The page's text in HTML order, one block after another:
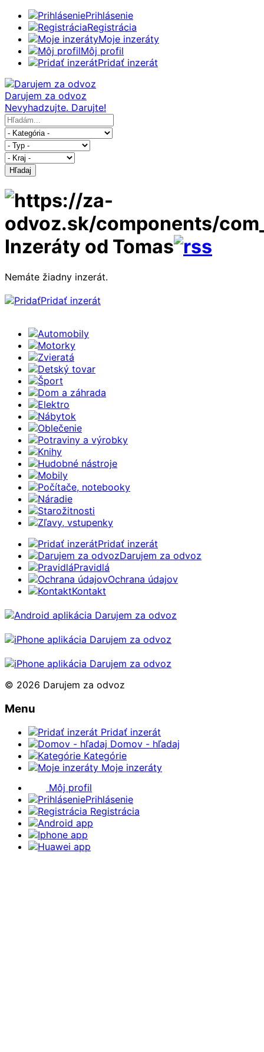
Prihlásenie
Registrácia
Moje inzeráty
Môj profil
Pridať inzerát
Darujem za odvoz
Nevyhadzujte. Darujte!
Hľadaj
Inzeráty od Tomas
Nemáte žiadny inzerát.
Pridať inzerát
Automobily
Motorky
Zvieratá
Detský tovar
Šport
Dom a záhrada
Elektro
Nábytok
Oblečenie
Potraviny a výrobky
Knihy
Hudobné nástroje
Mobily
Počítače, notebooky
Náradie
Starožitnosti
Zľavy, vstupenky
Pridať inzerát
Darujem za odvoz
Pravidlá
Ochrana údajov
Kontakt
© 2026 Darujem za odvoz
Menu
Pridať inzerát
Domov - hľadaj
Kategórie
Moje inzeráty
Môj profil
Prihlásenie
Registrácia